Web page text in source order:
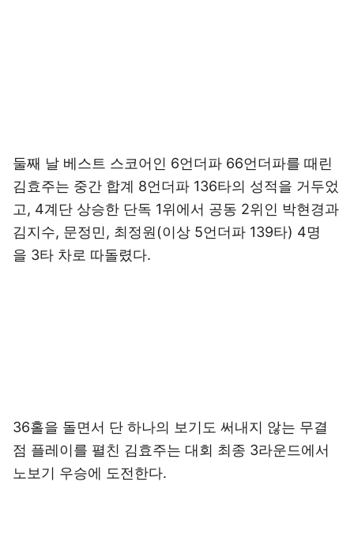
둘째 날 베스트 스코어인 6언더파 66언더파를 때린
김효주는 중간 합계 8언더파 136타의 성적을 거두었
고, 4계단 상승한 단독 1위에서 공동 2위인 박현경과
김지수, 문정민, 최정원(이상 5언더파 139타) 4명
을 3타 차로 따돌렸다.
36홀을 돌면서 단 하나의 보기도 써내지 않는 무결
점 플레이를 펼친 김효주는 대회 최종 3라운드에서
노보기 우승에 도전한다.